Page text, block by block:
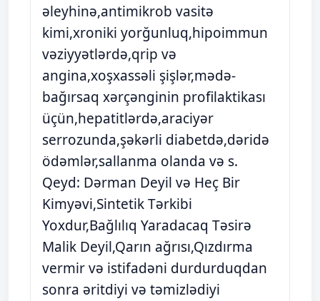
əleyhinə,antimikrob vasitə
kimi,xroniki yorğunluq,hipoimmun
vəziyyətlərdə,qrip və
angina,xoşxassəli şişlər,mədə-
bağırsaq xərçənginin profilaktikası
üçün,hepatitlərdə,araciyər
serrozunda,şəkərli diabetdə,dəridə
ödəmlər,sallanma olanda və s.
Qeyd: Dərman Deyil və Heç Bir
Kimyəvi,Sintetik Tərkibi
Yoxdur,Bağlılıq Yaradacaq Təsirə
Malik Deyil,Qarın ağrısı,Qızdırma
vermir və istifadəni durdurduqdan
sonra əritdiyi və təmizlədiyi